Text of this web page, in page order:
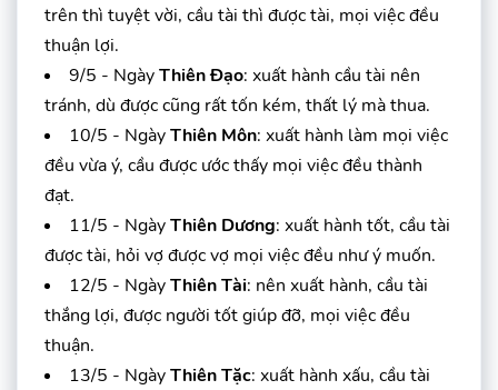
trên thì tuyệt vời, cầu tài thì được tài, mọi việc đều
thuận lợi.
9/5 - NgàyThiên Đạo: xuất hành cầu tài nên
tránh, dù được cũng rất tốn kém, thất lý mà thua.
10/5 - NgàyThiên Môn: xuất hành làm mọi việc
đều vừa ý, cầu được ước thấy mọi việc đều thành
đạt.
11/5 - NgàyThiên Dương: xuất hành tốt, cầu tài
được tài, hỏi vợ được vợ mọi việc đều như ý muốn.
12/5 - NgàyThiên Tài: nên xuất hành, cầu tài
thắng lợi, được người tốt giúp đỡ, mọi việc đều
thuận.
13/5 - NgàyThiên Tặc: xuất hành xấu, cầu tài